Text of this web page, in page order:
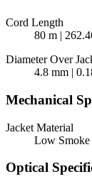
Cord Length
80 m |
Diameter Over
4.8 mm |
Mechanical
Jacket Material
Low
Optical